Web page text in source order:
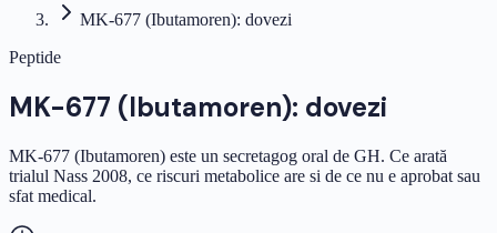
MK-677 (Ibutamoren): dovezi
Peptide
MK-677 (Ibutamoren): dovezi
MK-677 (Ibutamoren) este un secretagog oral de GH. Ce arată
trialul Nass 2008, ce riscuri metabolice are si de ce nu e aprobat sau
sfat medical.